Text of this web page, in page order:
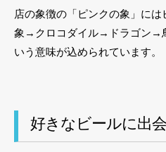
店の象徴の「ピンクの象」に
象→クロコダイル→ドラゴン→
いう意味が込められています。
好きなビールに出